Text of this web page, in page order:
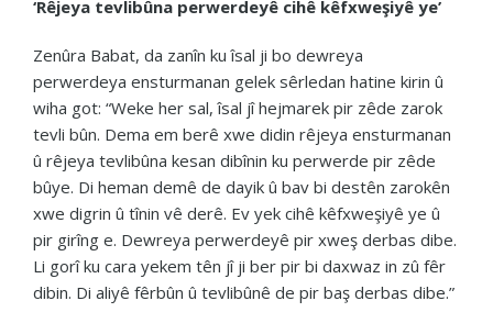
‘Rêjeya tevlibûna perwerdeyê cihê kêfxweşiyê ye’
Zenûra Babat, da zanîn ku îsal ji bo dewreya
perwerdeya ensturmanan gelek sêrledan hatine kirin û
wiha got: “Weke her sal, îsal jî hejmarek pir zêde zarok
tevli bûn. Dema em berê xwe didin rêjeya ensturmanan
û rêjeya tevlibûna kesan dibînin ku perwerde pir zêde
bûye. Di heman demê de dayik û bav bi destên zarokên
xwe digrin û tînin vê derê. Ev yek cihê kêfxweşiyê ye û
pir girîng e. Dewreya perwerdeyê pir xweş derbas dibe.
Li gorî ku cara yekem tên jî ji ber pir bi daxwaz in zû fêr
dibin. Di aliyê fêrbûn û tevlibûnê de pir baş derbas dibe.”